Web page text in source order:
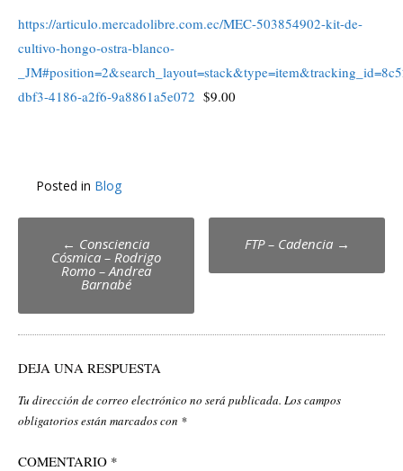
https://articulo.mercadolibre.com.ec/MEC-503854902-kit-de-
cultivo-hongo-ostra-blanco-
dbf3-4186-a2f6-9a8861a5e072 $9.00
Posted in Blog
Post
navigation
← Consciencia
Cósmica – Rodrigo
Romo – Andrea
Barnabé
FTP – Cadencia →
DEJA UNA RESPUESTA
Tu dirección de correo electrónico no será publicada. Los campos
obligatorios están marcados con *
COMENTARIO *